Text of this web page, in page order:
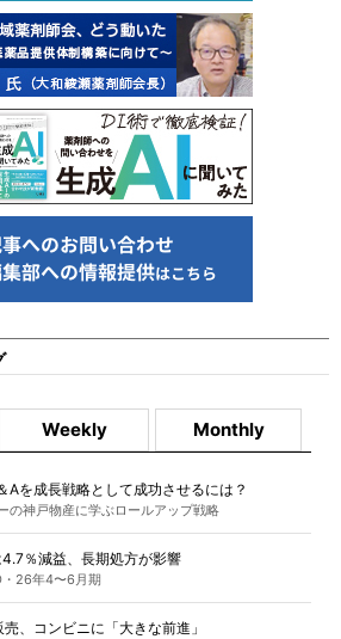
Weekly Monthly
を成長戦略として成功させるには？
の神戸物産に学ぶロールアップ戦略
％減益、長期処方が影響
・26年4〜6月期
、コンビニに「大きな前進」